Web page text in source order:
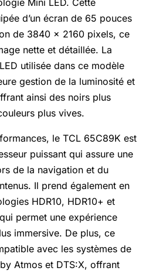
Mini LED. Cette
d’un écran de 65 pouces
de 3840 x 2160 pixels, ce
nette et détaillée. La
utilisée dans ce modèle
gestion de la luminosité et
ainsi des noirs plus
plus vives.
le TCL 65C89K est
puissant qui assure une
de la navigation et du
Il prend également en
HDR10, HDR10+ et
permet une expérience
immersive. De plus, ce
avec les systèmes de
Atmos et DTS:X, offrant